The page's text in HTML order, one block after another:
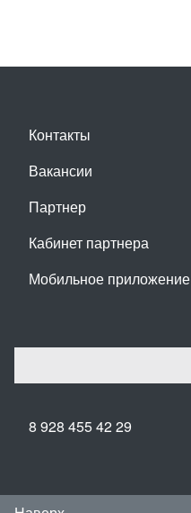
Контакты
Вакансии
Партнер
Кабинет партнера
Мобильное приложение
8 928 455 42 29